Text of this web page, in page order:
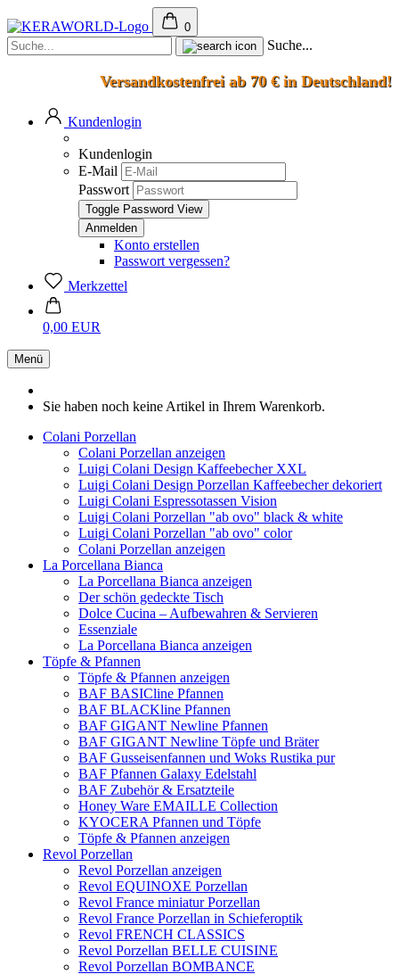
0
Suche...
Versandkostenfrei ab 70 € in Deutschland!
Kundenlogin
Kundenlogin
E-Mail
Passwort
Toggle Password View
Konto erstellen
Passwort vergessen?
Merkzettel
0,00 EUR
Menü
Sie haben noch keine Artikel in Ihrem Warenkorb.
Colani Porzellan
Colani Porzellan anzeigen
Luigi Colani Design Kaffeebecher XXL
Luigi Colani Design Porzellan Kaffeebecher dekoriert
Luigi Colani Espressotassen Vision
Luigi Colani Porzellan "ab ovo" black & white
Luigi Colani Porzellan "ab ovo" color
Colani Porzellan anzeigen
La Porcellana Bianca
La Porcellana Bianca anzeigen
Der schön gedeckte Tisch
Dolce Cucina – Aufbewahren & Servieren
Essenziale
La Porcellana Bianca anzeigen
Töpfe & Pfannen
Töpfe & Pfannen anzeigen
BAF BASICline Pfannen
BAF BLACKline Pfannen
BAF GIGANT Newline Pfannen
BAF GIGANT Newline Töpfe und Bräter
BAF Gusseisenfannen und Woks Rustika pur
BAF Pfannen Galaxy Edelstahl
BAF Zubehör & Ersatzteile
Honey Ware EMAILLE Collection
KYOCERA Pfannen und Töpfe
Töpfe & Pfannen anzeigen
Revol Porzellan
Revol Porzellan anzeigen
Revol EQUINOXE Porzellan
Revol France miniatur Porzellan
Revol France Porzellan in Schieferoptik
Revol FRENCH CLASSICS
Revol Porzellan BELLE CUISINE
Revol Porzellan BOMBANCE